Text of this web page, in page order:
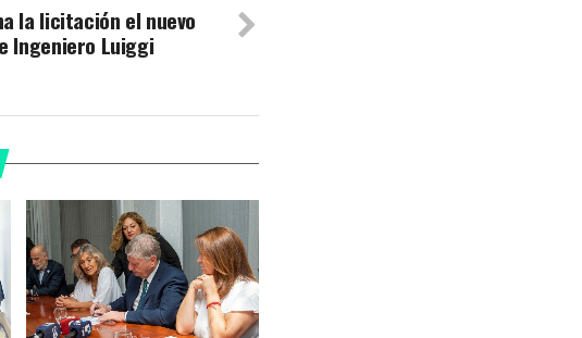
la licitación el nuevo
Ingeniero Luiggi